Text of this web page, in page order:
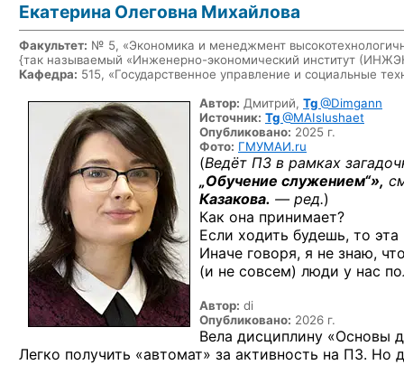
Екатерина Олеговна Михайлова
Факультет: № 5, «Экономика и менеджмент
{так называемый «Инженерно-экономический институт
Кафедра: 515, «Государственное управление и социальные
Автор: Дмитрий, Tg@Dimgann
Источник: Tg@MAIslushaet
Опубликовано: 2025 г.
Фото: ГМУМАИ.ru
(Ведёт ПЗ в рамках
„Обучение служением“»,
Казакова. — ред.)
Как она принимает?
Если ходить будешь, то
Иначе говоря, я не знаю,
(и не совсем) люди у нас
Автор: di
Опубликовано: 2026 г.
Вела дисциплину «Основы
Легко получить «автомат» за активность на ПЗ. Но